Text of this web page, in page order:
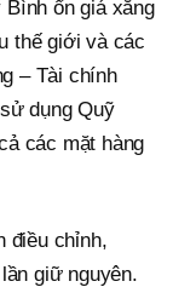
Bình ổn giá xăng
thế giới và các
– Tài chính
dụng Quỹ
các mặt hàng
điều chỉnh,
giữ nguyên.